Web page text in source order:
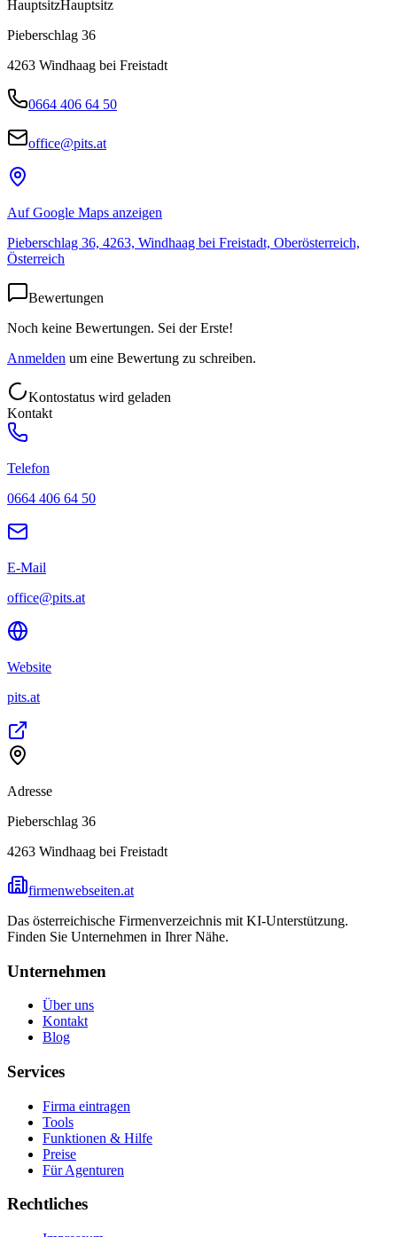
HauptsitzHauptsitz
Pieberschlag 36
4263 Windhaag bei Freistadt
0664 406 64 50
office@pits.at
Auf Google Maps anzeigen
Pieberschlag 36, 4263, Windhaag bei Freistadt, Oberösterreich,
Österreich
Bewertungen
Noch keine Bewertungen. Sei der Erste!
Anmelden um eine Bewertung zu schreiben.
Kontostatus wird geladen
Kontakt
Telefon
0664 406 64 50
E-Mail
office@pits.at
Website
pits.at
Adresse
Pieberschlag 36
4263 Windhaag bei Freistadt
firmenwebseiten.at
Das österreichische Firmenverzeichnis mit KI-Unterstützung.
Finden Sie Unternehmen in Ihrer Nähe.
Unternehmen
Über uns
Kontakt
Blog
Services
Firma eintragen
Tools
Funktionen & Hilfe
Preise
Für Agenturen
Rechtliches